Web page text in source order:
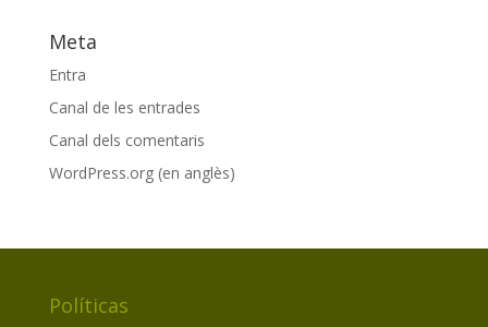
Meta
Entra
Canal de les entrades
Canal dels comentaris
WordPress.org (en anglès)
Políticas